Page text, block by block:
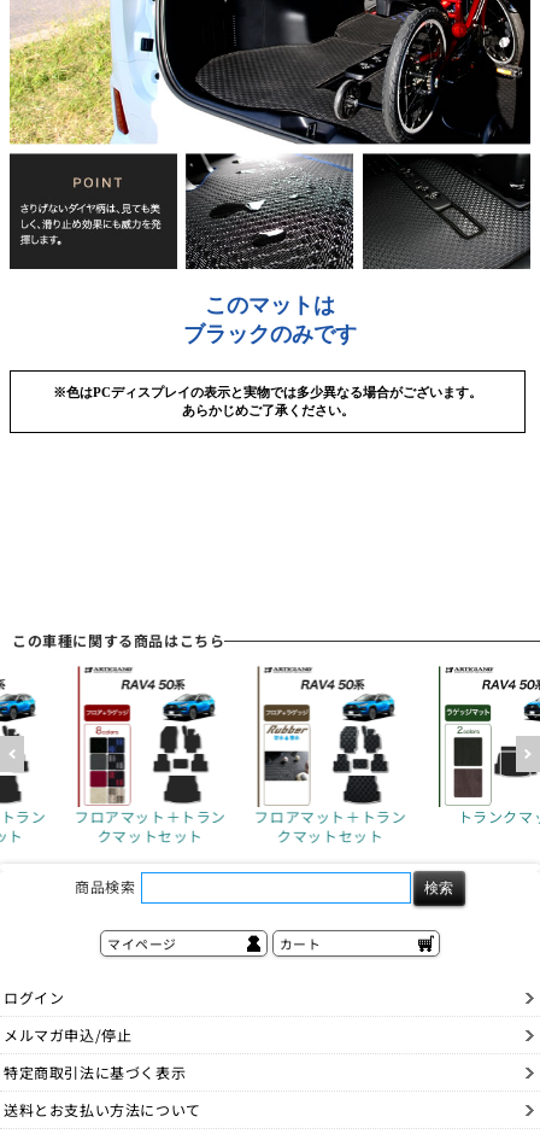
この車種に関する商品はこちら
トラン
ット
フロアマット＋トラン
クマットセット
トランクマット トラン
商品検索
マイページ カート
ログイン
メルマガ申込/停止
特定商取引法に基づく表示
送料とお支払い方法について